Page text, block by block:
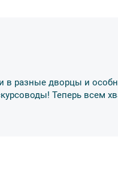
правила поведения
возрастное ограничение
в разные дворцы и
Теперь всем